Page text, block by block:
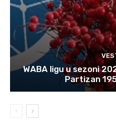
WABA ligu u sezoni
Partizan